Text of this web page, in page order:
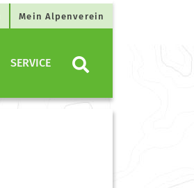
Mein Alpenverein
SERVICE